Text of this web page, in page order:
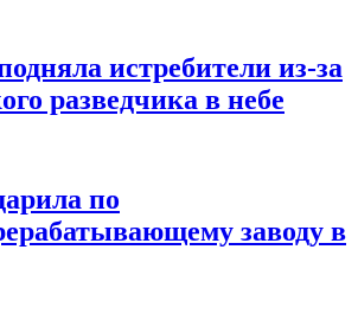
истребители из-за
разведчика в небе
по
заводу в